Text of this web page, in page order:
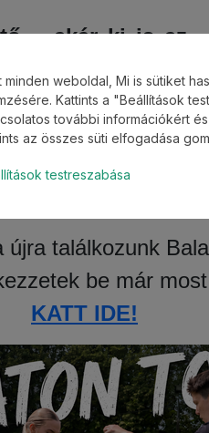
– akár ki is az
újra találkozunk
be már
KATT IDE!
minden weboldal, Mi is sütiket
Kattints a "Beállítások
további információkért
az összes süti elfogadása
testreszabása